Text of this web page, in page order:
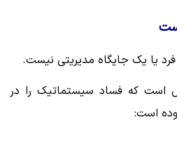
یا یک جایگاه مدیریتی نیست.
است که فساد سیستماتیک را در
است:‌